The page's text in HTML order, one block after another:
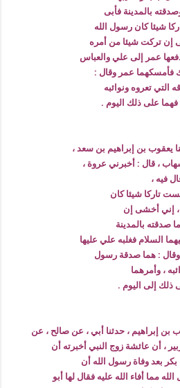
بالمدينة فأبى
شيئا كان رسول الله
إن تركت شيئا من أمره
عمر إلى علي والعباس
فأمسكهما عمر وقال :
التي تعروه ونوائبه
فهما على ذلك اليوم .
يعقوب بن إبراهيم بن سعد ،
، قال : أخبرني عروة ،
فيه ،
تاركا شيئا كان
، إني أخشى إن
صدقته بالمدينة
السلام فغلبه علي عليها
وقال : هما صدقة رسول
، وأمرهما
ذلك إلى اليوم .
بن إبراهيم ، حدثنا أبي ، عن صالح ، عن
، أن عائشة زوج النبي أخبرته أن
بعد وفاة رسول الله أن
مما أفاء الله عليه فقال لها أبو